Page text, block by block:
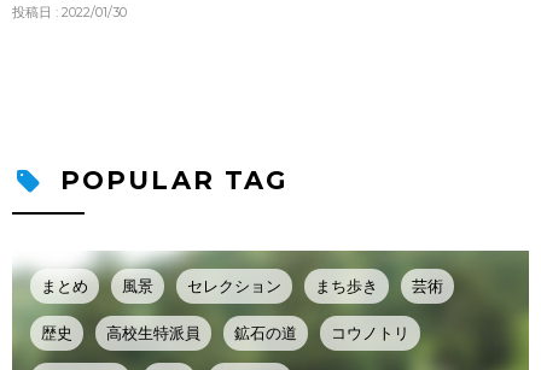
投稿日 : 2022/01/30
POPULAR TAG
まとめ 風景 セレクション まち歩き 芸術
歴史 高校生特派員 鉱石の道 コウノトリ